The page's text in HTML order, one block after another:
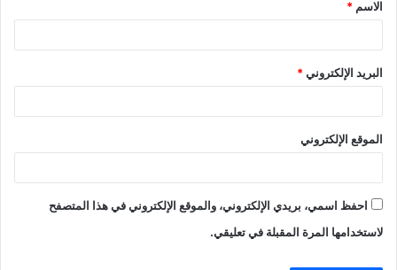
*
الاسم *
البريد الإلكتروني*
الموقع الإلكتروني
احفظ اسمي، بريدي الإلكتروني، والموقع الإلكتروني في هذا المتصفح
لاستخدامها المرة المقبلة في تعليقي.